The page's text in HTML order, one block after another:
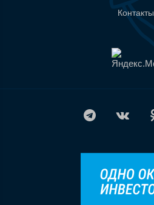
Контакты